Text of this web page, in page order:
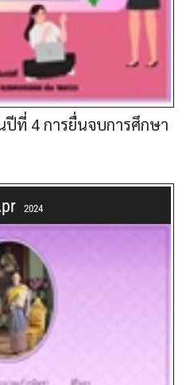
ที่ 4 การยื่นจบการศึกษา
2024